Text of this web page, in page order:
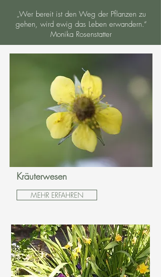
„Wer bereit ist den Weg der Pflanzen zu
gehen, wird ewig das Leben erwandern.“
Monika Rosenstatter
Kräuterwesen
MEHR ERFAHREN